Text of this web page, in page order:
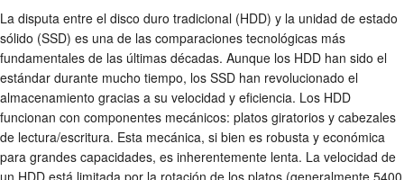
La disputa entre el disco duro tradicional (HDD) y la unidad de estado
sólido (SSD) es una de las comparaciones tecnológicas más
fundamentales de las últimas décadas. Aunque los HDD han sido el
estándar durante mucho tiempo, los SSD han revolucionado el
almacenamiento gracias a su velocidad y eficiencia. Los HDD
funcionan con componentes mecánicos: platos giratorios y cabezales
de lectura/escritura. Esta mecánica, si bien es robusta y económica
para grandes capacidades, es inherentemente lenta. La velocidad de
un HDD está limitada por la rotación de los platos (generalmente 5400